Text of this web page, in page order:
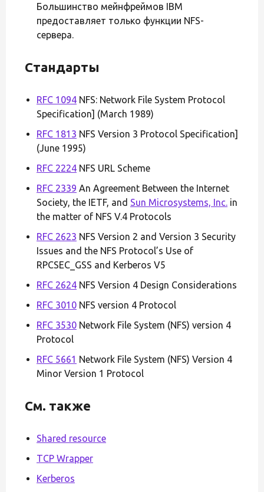
Большинство мейнфреймов IBM
предоставляет только функции NFS-
сервера.
Стандарты
RFC 1094 NFS: Network File System Protocol
Specification] (March 1989)
RFC 1813 NFS Version 3 Protocol Specification]
(June 1995)
RFC 2224 NFS URL Scheme
RFC 2339 An Agreement Between the Internet
Society, the IETF, and Sun Microsystems, Inc. in
the matter of NFS V.4 Protocols
RFC 2623 NFS Version 2 and Version 3 Security
Issues and the NFS Protocol’s Use of
RPCSEC_GSS and Kerberos V5
RFC 2624 NFS Version 4 Design Considerations
RFC 3010 NFS version 4 Protocol
RFC 3530 Network File System (NFS) version 4
Protocol
RFC 5661 Network File System (NFS) Version 4
Minor Version 1 Protocol
См. также
Shared resource
TCP Wrapper
Kerberos